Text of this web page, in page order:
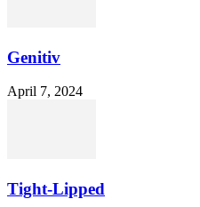
Genitiv
April 7, 2024
Tight-Lipped